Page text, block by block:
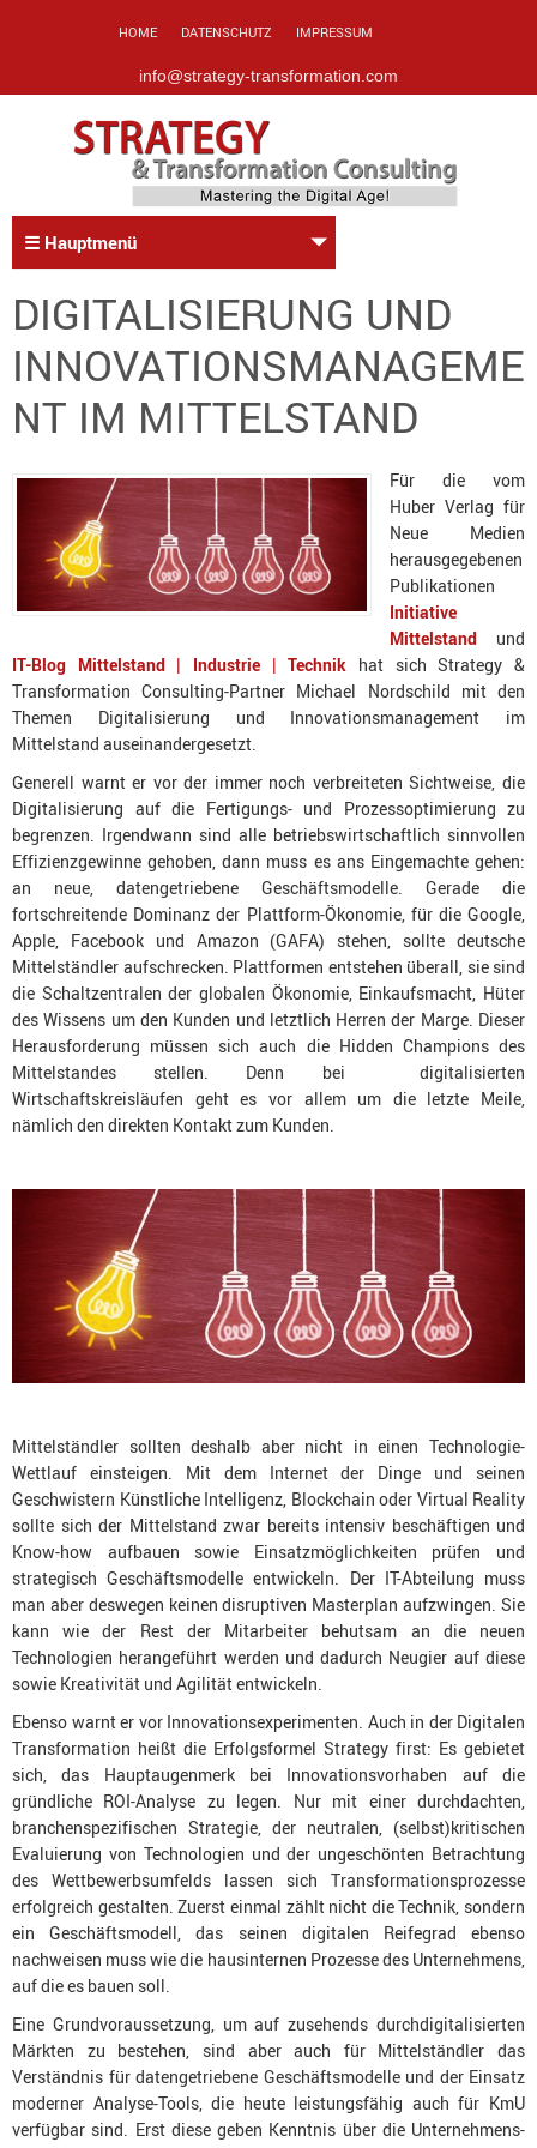
HOME DATENSCHUTZ IMPRESSUM
info@strategy-transformation.com
☰ Hauptmenü
DIGITALISIERUNG UND
INNOVATIONSMANAGEME
NT IM MITTELSTAND
Für die vom
Huber Verlag für
Neue Medien
herausgegebenen
Publikationen
Initiative
Mittelstand und
IT-Blog Mittelstand | Industrie | Technik hat sich Strategy &
Transformation Consulting-Partner Michael Nordschild mit den
Themen Digitalisierung und Innovationsmanagement im
Mittelstand auseinandergesetzt.
Generell warnt er vor der immer noch verbreiteten Sichtweise, die
Digitalisierung auf die Fertigungs- und Prozessoptimierung zu
begrenzen. Irgendwann sind alle betriebswirtschaftlich sinnvollen
Effizienzgewinne gehoben, dann muss es ans Eingemachte gehen:
an neue, datengetriebene Geschäftsmodelle. Gerade die
fortschreitende Dominanz der Plattform-Ökonomie, für die Google,
Apple, Facebook und Amazon (GAFA) stehen, sollte deutsche
Mittelständler aufschrecken. Plattformen entstehen überall, sie sind
die Schaltzentralen der globalen Ökonomie, Einkaufsmacht, Hüter
des Wissens um den Kunden und letztlich Herren der Marge. Dieser
Herausforderung müssen sich auch die Hidden Champions des
Mittelstandes stellen. Denn bei digitalisierten
Wirtschaftskreisläufen geht es vor allem um die letzte Meile,
nämlich den direkten Kontakt zum Kunden.
Mittelständler sollten deshalb aber nicht in einen Technologie-
Wettlauf einsteigen. Mit dem Internet der Dinge und seinen
Geschwistern Künstliche Intelligenz, Blockchain oder Virtual Reality
sollte sich der Mittelstand zwar bereits intensiv beschäftigen und
Know-how aufbauen sowie Einsatzmöglichkeiten prüfen und
strategisch Geschäftsmodelle entwickeln. Der IT-Abteilung muss
man aber deswegen keinen disruptiven Masterplan aufzwingen. Sie
kann wie der Rest der Mitarbeiter behutsam an die neuen
Technologien herangeführt werden und dadurch Neugier auf diese
sowie Kreativität und Agilität entwickeln.
Ebenso warnt er vor Innovationsexperimenten. Auch in der Digitalen
Transformation heißt die Erfolgsformel Strategy first: Es gebietet
sich, das Hauptaugenmerk bei Innovationsvorhaben auf die
gründliche ROI-Analyse zu legen. Nur mit einer durchdachten,
branchenspezifischen Strategie, der neutralen, (selbst)kritischen
Evaluierung von Technologien und der ungeschönten Betrachtung
des Wettbewerbsumfelds lassen sich Transformationsprozesse
erfolgreich gestalten. Zuerst einmal zählt nicht die Technik, sondern
ein Geschäftsmodell, das seinen digitalen Reifegrad ebenso
nachweisen muss wie die hausinternen Prozesse des Unternehmens,
auf die es bauen soll.
Eine Grundvoraussetzung, um auf zusehends durchdigitalisierten
Märkten zu bestehen, sind aber auch für Mittelständler das
Verständnis für datengetriebene Geschäftsmodelle und der Einsatz
moderner Analyse-Tools, die heute leistungsfähig auch für KmU
verfügbar sind. Erst diese geben Kenntnis über die Unternehmens-